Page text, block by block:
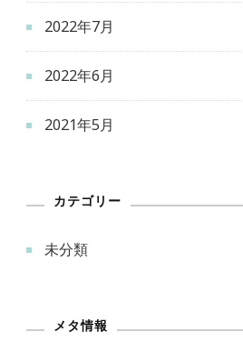
2022年7月
2022年6月
2021年5月
カテゴリー
未分類
メタ情報